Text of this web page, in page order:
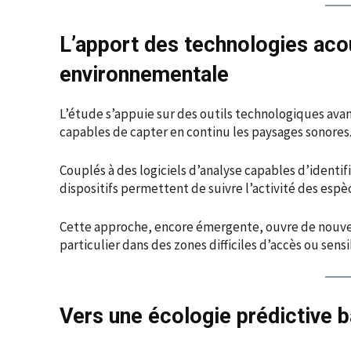
L’apport des technologies
environnementale
L’étude s’appuie sur des outils technologiques
capables de capter en continu les paysages sonores.
Couplés à des logiciels d’analyse capables
dispositifs permettent de suivre l’activité des
Cette approche, encore émergente, ouvre de
particulier dans des zones difficiles d’accès ou
Vers une écologie prédictive